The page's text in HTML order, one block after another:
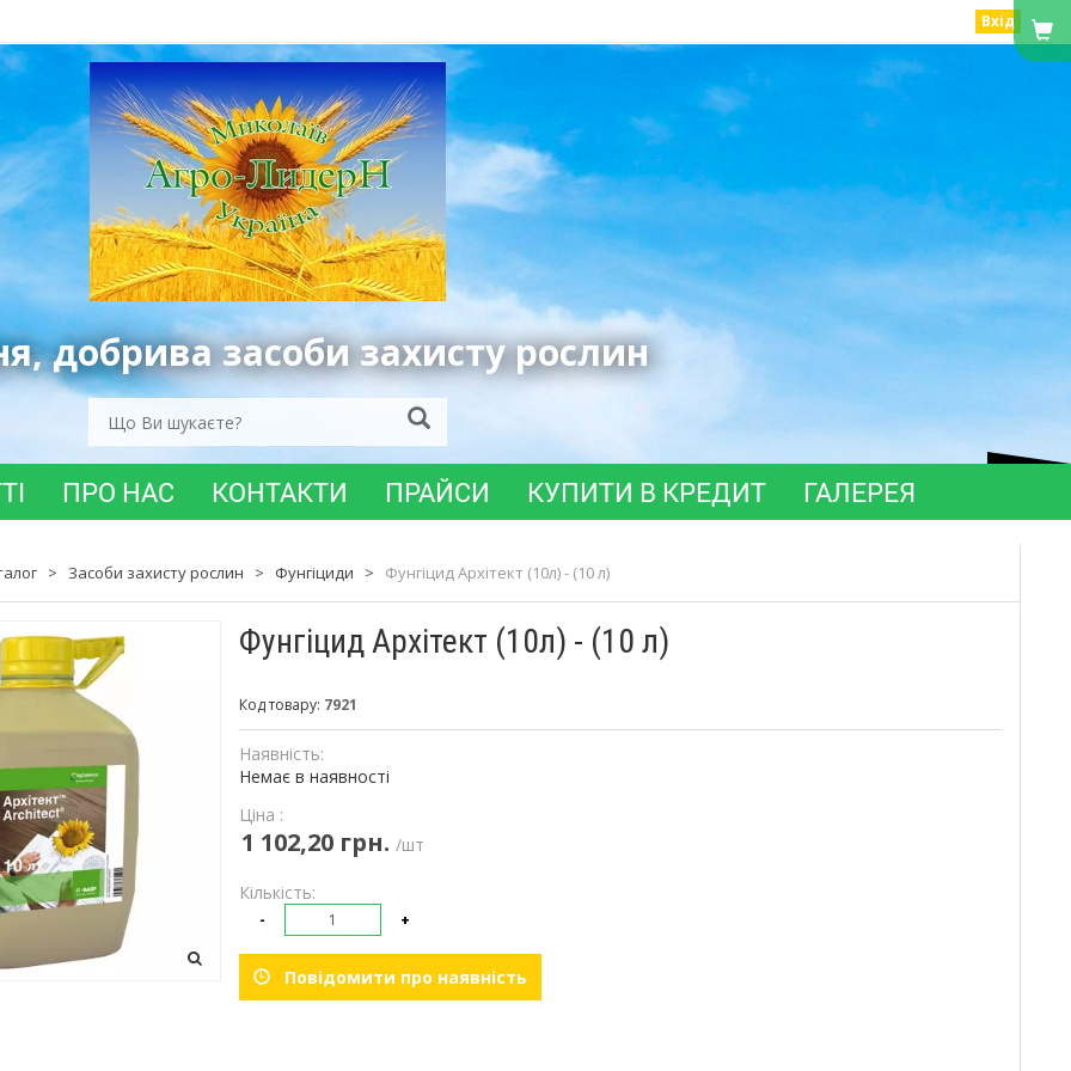
Вхід
добрива засоби захисту рослин
ПРО НАС КОНТАКТИ ПРАЙСИ КУПИТИ В КРЕДИТ ГАЛЕРЕЯ
> Засоби захисту рослин > Фунгіциди > Фунгіцид Архітект (10л) - (10 л)
Фунгіцид Архітект (10л) - (10 л)
Код товару: 7921
Наявність:
Немає в наявності
Ціна :
1 102,20 грн. /шт
Кількість:
- +
Повідомити про наявність